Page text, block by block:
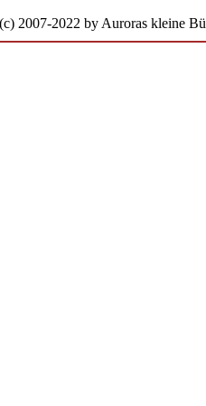
2007-2022 by Auroras kleine